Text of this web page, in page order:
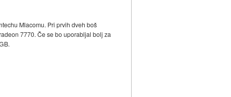
Mlacomu. Pri prvih dveh boš
7770. Če se bo uporabljal bolj za